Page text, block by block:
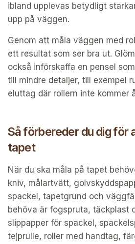
ibland upplevas betydligt
upp på väggen.
Genom att måla väggen med
ett resultat som ser bra ut.
också införskaffa en pensel
till mindre detaljer, till exempel
eluttag där rollern inte kommer
Så förbereder du dig för
tapet
När du ska måla på tapet
kniv, målartvätt,
spackel, tapetgrund och
behöva är fogspruta, täckplast
slippapper för spackel,
tejprulle, roller med handtag,